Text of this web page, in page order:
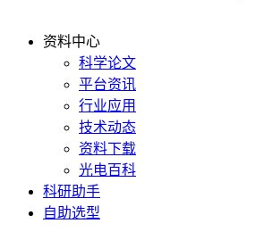
资料中心
科学论文
平台资讯
行业应用
技术动态
资料下载
光电百科
科研助手
自助选型